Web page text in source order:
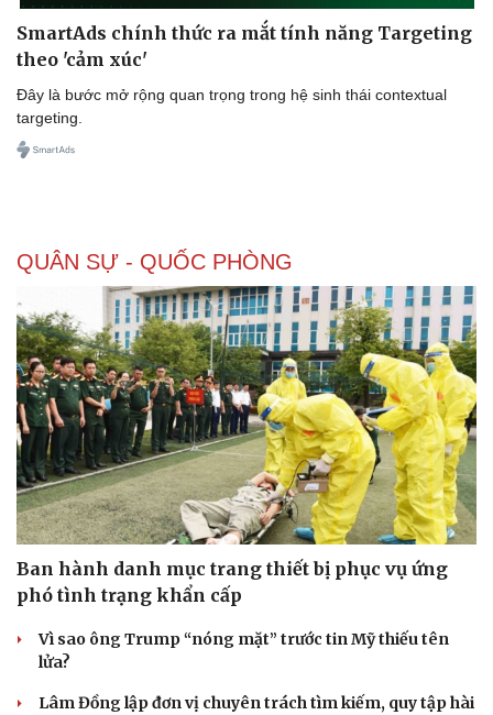
Doanh nghiệp
Doanh nghiệp 24h
Công nghệ
SmartAds chính thức ra mắt tính năng Targeting
theo 'cảm xúc'
Đây là bước mở rộng quan trọng trong hệ sinh thái contextual
targeting.
QUÂN SỰ - QUỐC PHÒNG
Ban hành danh mục trang thiết bị phục vụ ứng
phó tình trạng khẩn cấp
Vì sao ông Trump “nóng mặt” trước tin Mỹ thiếu tên
lửa?
Lâm Đồng lập đơn vị chuyên trách tìm kiếm, quy tập hài